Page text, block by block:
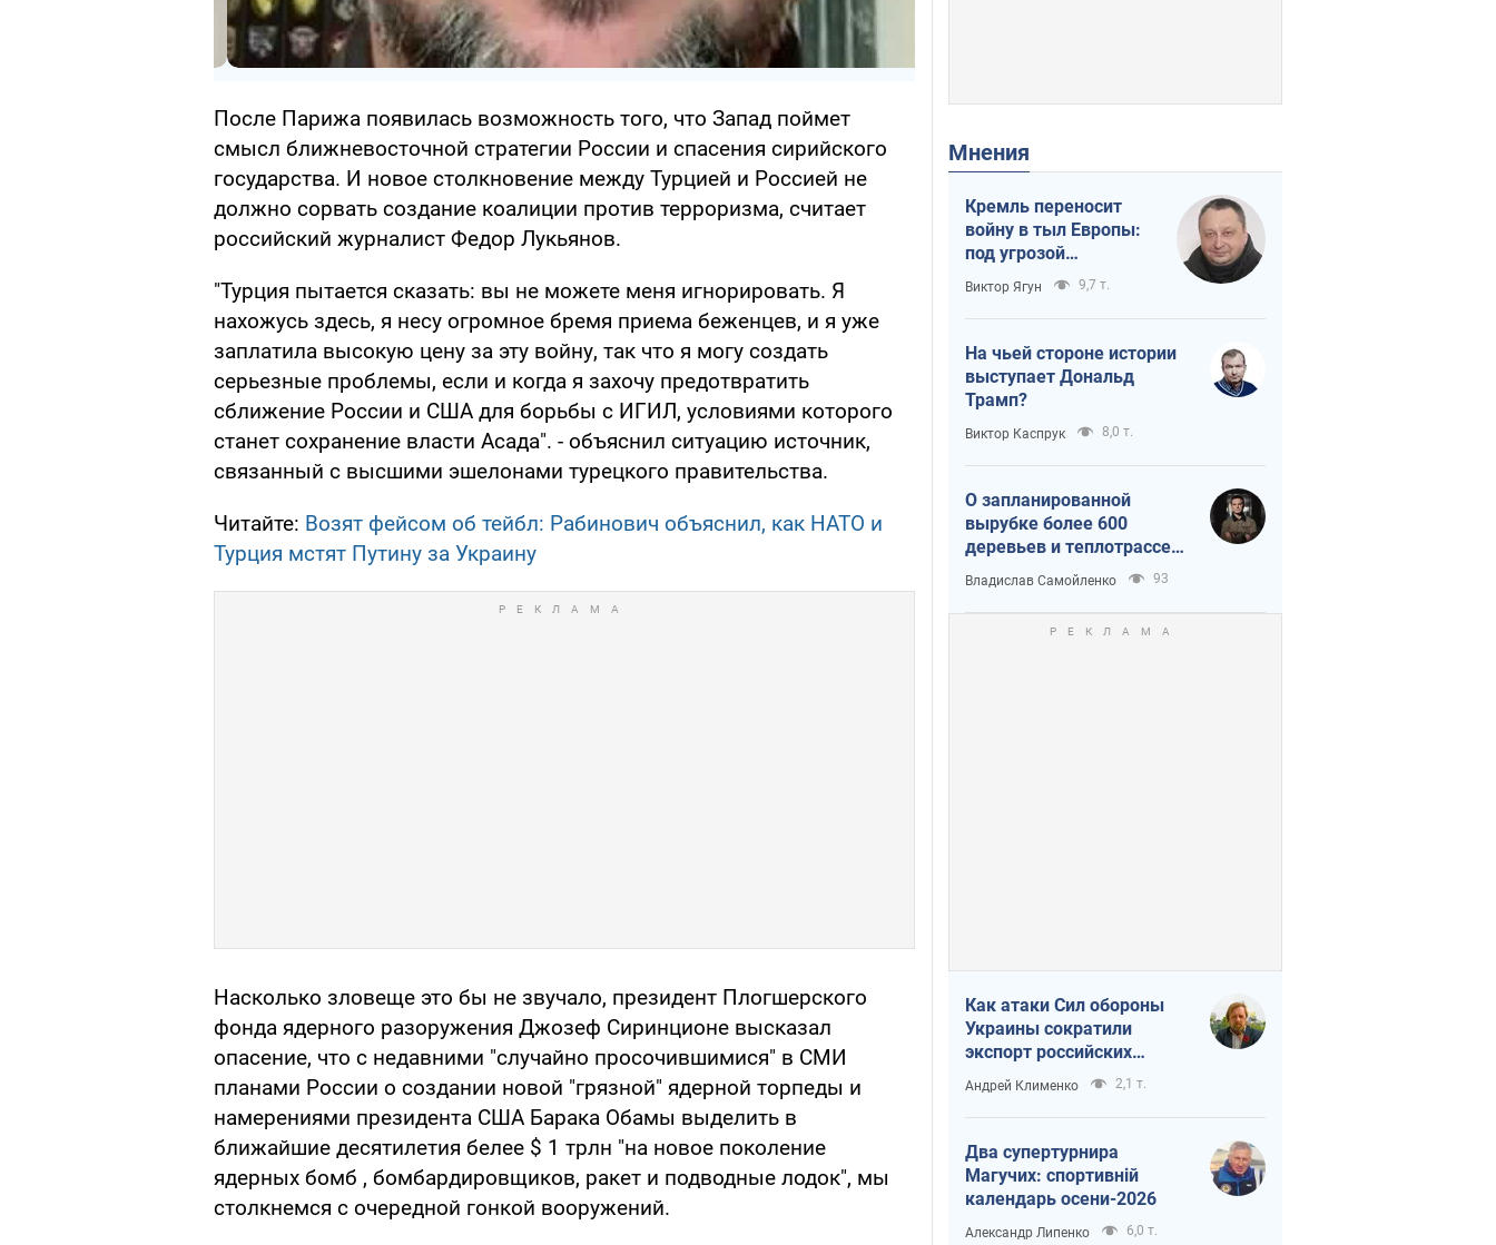
После Парижа появилась возможность того, что Запад поймет
смысл ближневосточной стратегии России и спасения сирийского
государства. И новое столкновение между Турцией и Россией не
должно сорвать создание коалиции против терроризма, считает
российский журналист Федор Лукьянов.
"Турция пытается сказать: вы не можете меня игнорировать. Я
нахожусь здесь, я несу огромное бремя приема беженцев, и я уже
заплатила высокую цену за эту войну, так что я могу создать
серьезные проблемы, если и когда я захочу предотвратить
сближение России и США для борьбы с ИГИЛ, условиями которого
станет сохранение власти Асада". - объяснил ситуацию источник,
связанный с высшими эшелонами турецкого правительства.
Читайте: Возят фейсом об тейбл: Рабинович объяснил, как НАТО и
Турция мстят Путину за Украину
Насколько зловеще это бы не звучало, президент Плогшерского
фонда ядерного разоружения Джозеф Сиринционе высказал
опасение, что с недавними "случайно просочившимися" в СМИ
планами России о создании новой "грязной" ядерной торпеды и
намерениями президента США Барака Обамы выделить в
ближайшие десятилетия белее $ 1 трлн "на новое поколение
ядерных бомб , бомбардировщиков, ракет и подводные лодок", мы
столкнемся с очередной гонкой вооружений.
Мнения
Кремль переносит
войну в тыл Европы:
под угрозой
критическая
логистика
Виктор Ягун 9,7 т.
На чьей стороне истории
выступает Дональд
Трамп?
Виктор Каспрук 8,0 т.
О запланированной
вырубке более 600
деревьев и теплотрассе:
что происходит на
Теремках в Киеве
Владислав Самойленко 93
Как атаки Сил обороны
Украины сократили
экспорт российских
нефтепродуктов
Андрей Клименко 2,1 т.
Два супертурнира
Магучих: спортивній
календарь осени-2026
Александр Липенко 6,0 т.